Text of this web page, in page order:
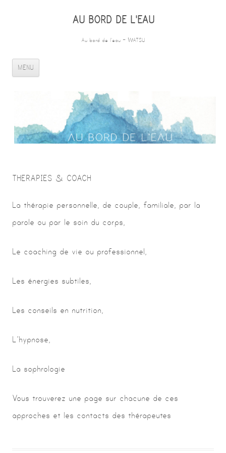
AU BORD DE L'EAU
Au bord de l'eau – WATSU
MENU
THERAPIES & COACH
La thérapie personnelle, de couple, familiale, par la
parole ou par le soin du corps,
Le coaching de vie ou professionnel,
Les énergies subtiles,
Les conseils en nutrition,
L’hypnose,
La sophrologie
Vous trouverez une page sur chacune de ces
approches et les contacts des thérapeutes